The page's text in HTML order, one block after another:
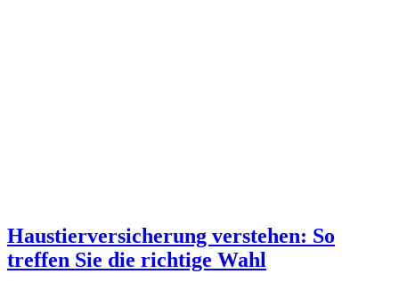
Haustierversicherung verstehen: So
treffen Sie die richtige Wahl